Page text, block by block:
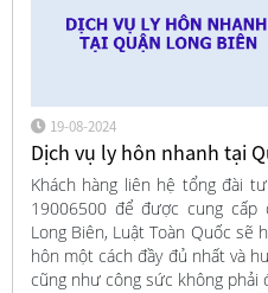
19-08-2024
Dịch vụ ly hôn nhanh tại
Khách hàng liên hệ tổng đài
19006500 để được cung
Long Biên, Luật Toàn Quốc sẽ
hôn một cách đầy đủ nhất và
cũng như công sức không phải